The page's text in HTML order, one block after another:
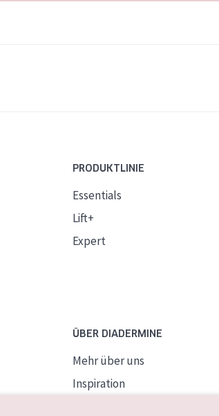
PRODUKTLINIE
Essentials
Lift+
Expert
ÜBER DIADERMINE
Mehr über uns
Inspiration